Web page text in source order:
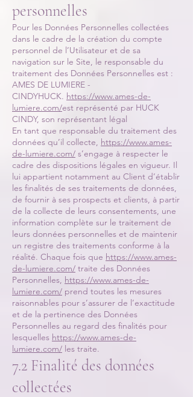
personnelles
Pour les Données Personnelles collectées
dans le cadre de la création du compte
personnel de l’Utilisateur et de sa
navigation sur le Site, le responsable du
traitement des Données Personnelles est :
AMES DE LUMIERE -
CINDYHUCK. https://www.ames-de-
lumiere.com/est représenté par HUCK
CINDY, son représentant légal
En tant que responsable du traitement des
données qu’il collecte, https://www.ames-
de-lumiere.com/ s’engage à respecter le
cadre des dispositions légales en vigueur. Il
lui appartient notamment au Client d’établir
les finalités de ses traitements de données,
de fournir à ses prospects et clients, à partir
de la collecte de leurs consentements, une
information complète sur le traitement de
leurs données personnelles et de maintenir
un registre des traitements conforme à la
réalité. Chaque fois que https://www.ames-
de-lumiere.com/ traite des Données
Personnelles, https://www.ames-de-
lumiere.com/ prend toutes les mesures
raisonnables pour s’assurer de l’exactitude
et de la pertinence des Données
Personnelles au regard des finalités pour
lesquelles https://www.ames-de-
lumiere.com/ les traite.
7.2 Finalité des données
collectées